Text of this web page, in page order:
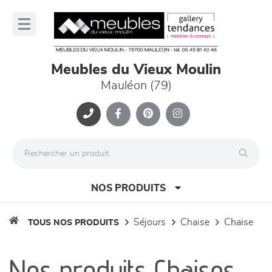
Meubles du Vieux Moulin
Mauléon (79)
NOS PRODUITS
TOUS NOS PRODUITS séjours chaise chaise